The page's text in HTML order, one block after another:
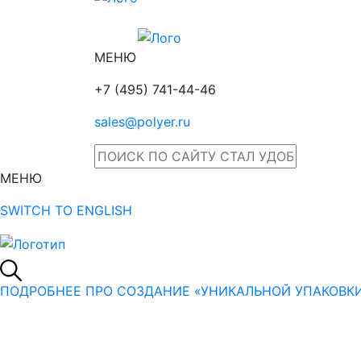
МЕНЮ
+7 (495) 741-44-46
sales@polyer.ru
МЕНЮ
SWITCH TO ENGLISH
ПОДРОБНЕЕ ПРО СОЗДАНИЕ «УНИКАЛЬНОЙ